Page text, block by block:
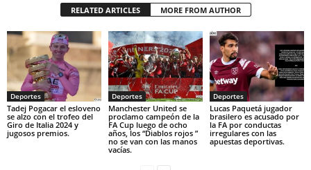
RELATED ARTICLES MORE FROM AUTHOR
Deportes
Tadej Pogacar el esloveno
se alzo con el trofeo del
Giro de Italia 2024 y
jugosos premios.
Deportes
Manchester United se
proclamo campeón de la
FA Cup luego de ocho
años, los “Diablos rojos ”
no se van con las manos
vacías.
Deportes
Lucas Paquetá jugador
brasilero es acusado por
la FA por conductas
irregulares con las
apuestas deportivas.